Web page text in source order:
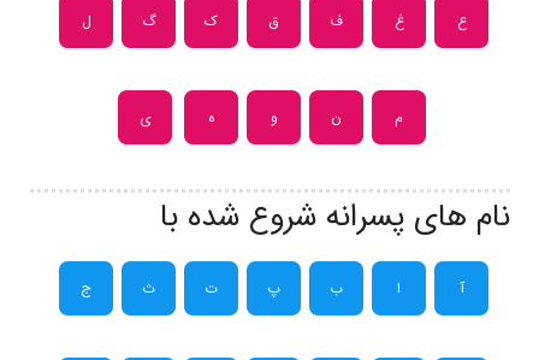
ع غ ف ق ک گ ل
م ن و ه ی
نام های پسرانه شروع شده با
آ ا ب پ ت ث ج